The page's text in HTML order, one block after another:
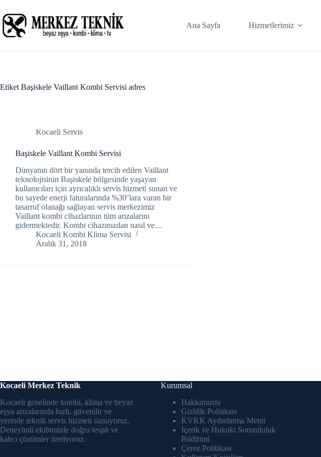
to
content
Ana Sayfa Hizmetlerimiz
Etiket Başiskele Vaillant Kombi Servisi adres
Kocaeli Servis
Başiskele Vaillant Kombi Servisi
Dünyanın dört bir yanında tercih edilen Vaillant
teknolojisinin Başiskele bölgesinde yaşayan
kullanıcıları için ayrıcalıklı servis hizmeti sunan ve
bu sayede enerji faturalarında %30’lara varan bir
tasarruf olanağı sağlayan servis merkezimiz
Vaillant kombi cihazlarının tüm arızalarını
gidermektedir. Kombi cihazınızdan nasıl ve…
Kocaeli Kombi Klima Servisi
Aralık 31, 2018
Kocaeli Merkez Teknik
Kocaeli genelinde kombi, klima ve beyaz
eşya arızalarında hızlı, güvenilir ve
yerinde teknik servis hizmeti sunuyoruz.
Deneyimli ekibimizle doğru tespit ve
kalıcı çözümler üretiyoruz.
Kurumsal
Hakkımızda
Gizlilik Politikası
KVKK Aydınlatma Metni
İçerik ve Hukuki Sorumluluk
Bildirimi
Çerez Politikası